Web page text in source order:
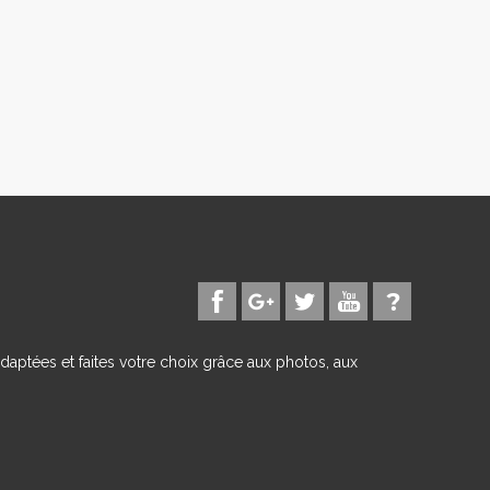
et faites votre choix grâce aux photos, aux